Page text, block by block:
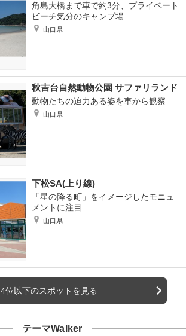
角島大橋まで車で約3分、プライベート
ビーチ気分のキャンプ場
山口県
秋吉台自然動物公園 サファリランド
動物たちの迫力ある姿を車から観察
山口県
下松SA(上り線)
「星の降る町」をイメージしたモニュ
メントに注目
山口県
4位以下のスポットを見る
テーマWalker